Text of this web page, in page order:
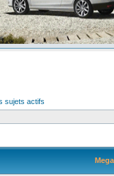
sujets actifs